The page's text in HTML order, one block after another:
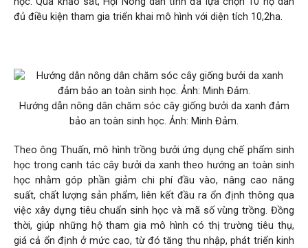
đủ điều kiện tham gia triển khai mô hình với diện tích 10,2ha.
Hướng dẫn nông dân chăm sóc cây giống bưởi da xanh đảm
bảo an toàn sinh học. Ảnh: Minh Đảm.
Theo ông Thuấn, mô hìnhtrồng bưởi ứng dụng chế phẩm sinh
học trong canh tác cây bưởi da xanh theo hướng an toàn sinh
học nhằm góp phần giảm chi phí đầu vào, nâng cao năng
suất, chất lượng sản phẩm, liên kết đầu ra ổn định thông qua
việc xây dựng tiêu chuẩn sinh học và mã số vùng trồng. Đồng
thời, giúp những hộ tham gia mô hình có thị trường tiêu thụ,
giá cả ổn định ở mức cao, từ đó tăng thu nhập, phát triển kinh